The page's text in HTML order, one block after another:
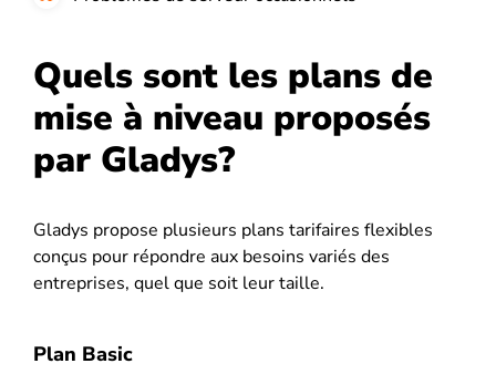
Quels sont les plans de
mise à niveau proposés
par Gladys?
Gladys propose plusieurs plans tarifaires flexibles
conçus pour répondre aux besoins variés des
entreprises, quel que soit leur taille.
Plan Basic